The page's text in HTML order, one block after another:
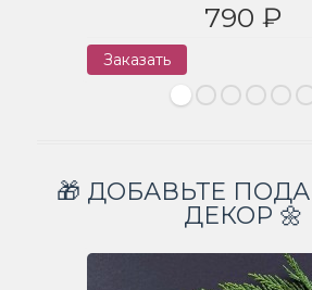
790 ₽
Заказать
🎁 ДОБАВЬТЕ
ДЕКОР 🌼